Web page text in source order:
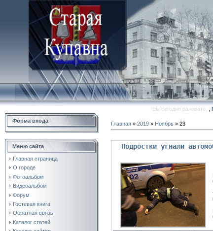
Вы сегодня рановато,
Форма входа
Меню сайта
Главная страница
О городе
Фотоальбом
Видеоальбом
Форум
Гостевая книга
Обратная связь
Каталог статей
Главная » 2019 » Ноябрь » 23
Подростки угнали